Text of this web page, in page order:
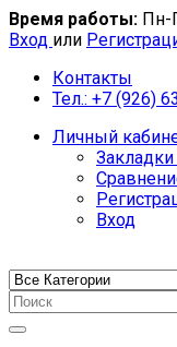
Время работы: Пн-
Вход или
Контакты
Тел.: +7 (926)
Личный
Закладки
Вход